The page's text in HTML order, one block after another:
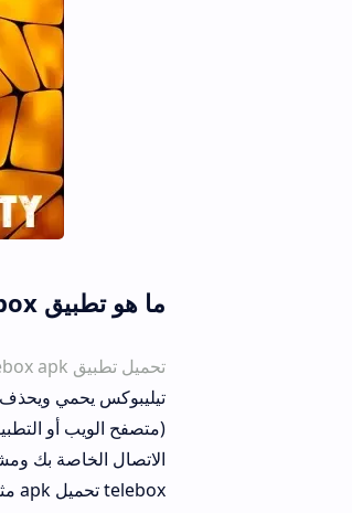
هو تطبيق
تيليبوكس يحمي ويحذف ويزامن ويوفر
(متصفح الويب أو التطبيق) بغض النظر
الاتصال الخاصة بك ومشاهدة تحديثاتهم